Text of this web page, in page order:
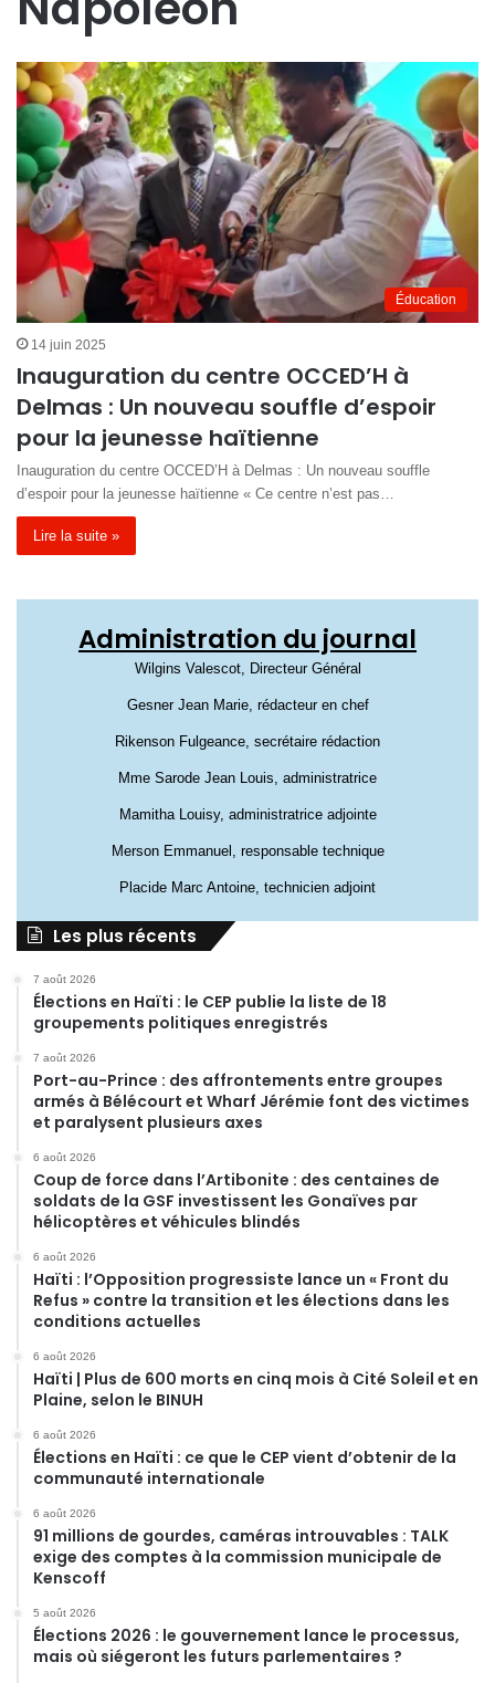
Éducation
14 juin 2025
Inauguration du centre OCCED’H à
Delmas : Un nouveau souffle d’espoir
pour la jeunesse haïtienne
Inauguration du centre OCCED’H à Delmas : Un nouveau souffle
d’espoir pour la jeunesse haïtienne « Ce centre n’est pas…
Lire la suite »
Administration du journal
Wilgins Valescot, Directeur Général
Gesner Jean Marie, rédacteur en chef
Rikenson Fulgeance, secrétaire rédaction
Mme Sarode Jean Louis, administratrice
Mamitha Louisy, administratrice adjointe
Merson Emmanuel, responsable technique
Placide Marc Antoine, technicien adjoint
Les plus récents
7 août 2026
Élections en Haïti : le CEP publie la liste de 18
groupements politiques enregistrés
7 août 2026
Port-au-Prince : des affrontements entre groupes
armés à Bélécourt et Wharf Jérémie font des victimes
et paralysent plusieurs axes
6 août 2026
Coup de force dans l’Artibonite : des centaines de
soldats de la GSF investissent les Gonaïves par
hélicoptères et véhicules blindés
6 août 2026
Haïti : l’Opposition progressiste lance un « Front du
Refus » contre la transition et les élections dans les
conditions actuelles
6 août 2026
Haïti | Plus de 600 morts en cinq mois à Cité Soleil et en
Plaine, selon le BINUH
6 août 2026
Élections en Haïti : ce que le CEP vient d’obtenir de la
communauté internationale
6 août 2026
91 millions de gourdes, caméras introuvables : TALK
exige des comptes à la commission municipale de
Kenscoff
5 août 2026
Élections 2026 : le gouvernement lance le processus,
mais où siégeront les futurs parlementaires ?